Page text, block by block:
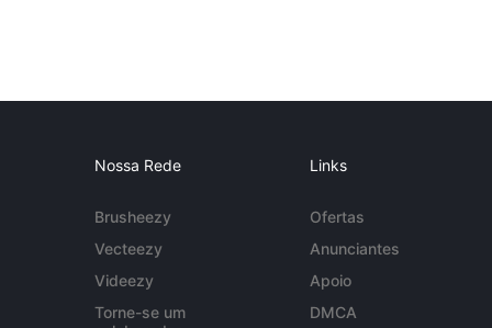
Nossa Rede
Brusheezy
Vecteezy
Videezy
Torne-se um
Links
Ofertas
Anunciantes
Apoio
DMCA